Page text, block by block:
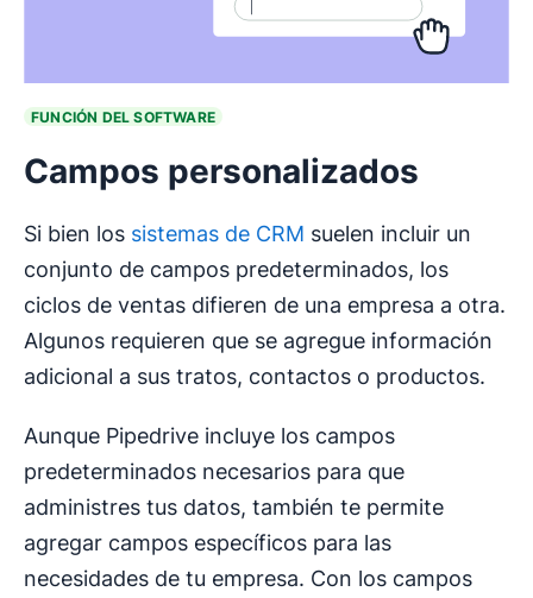
FUNCIÓN DEL SOFTWARE
Campos personalizados
Si bien los sistemas de CRM suelen incluir un
conjunto de campos predeterminados, los
ciclos de ventas difieren de una empresa a otra.
Algunos requieren que se agregue información
adicional a sus tratos, contactos o productos.
Aunque Pipedrive incluye los campos
predeterminados necesarios para que
administres tus datos, también te permite
agregar campos específicos para las
necesidades de tu empresa. Con los campos